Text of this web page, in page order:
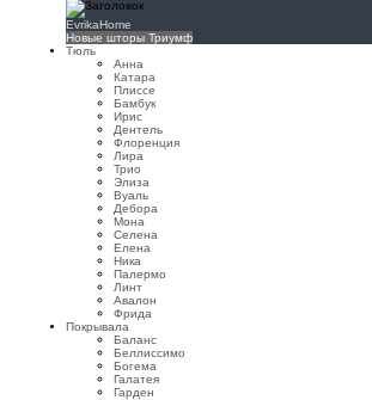
EvrikaHome
Новые шторы Триумф
Тюль
Анна
Катара
Плиссе
Бамбук
Ирис
Дентель
Флоренция
Лира
Трио
Элиза
Вуаль
Дебора
Мона
Селена
Елена
Ника
Палермо
Линт
Авалон
Фрида
Покрывала
Баланс
Беллиссимо
Богема
Галатея
Гарден